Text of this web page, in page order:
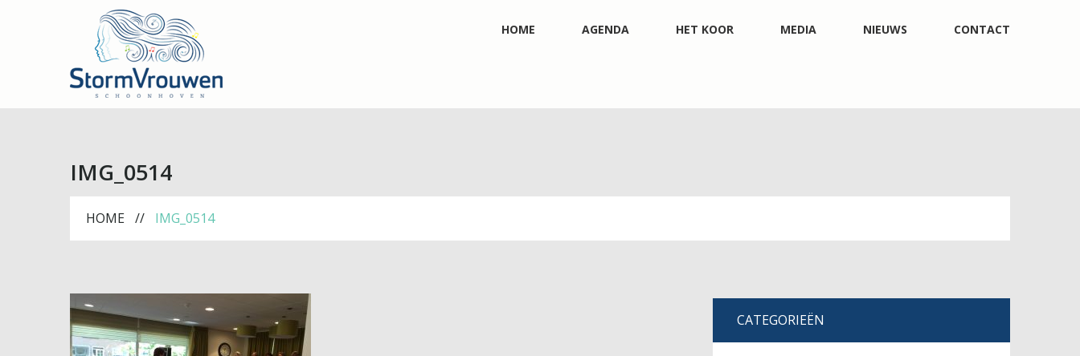
HOME AGENDA HET KOOR MEDIA NIEUWS CONTACT
IMG_0514
HOME IMG_0514
CATEGORIEËN